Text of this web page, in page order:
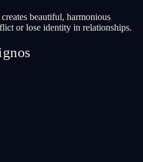
beautiful, harmonious
or lose identity in relationships.